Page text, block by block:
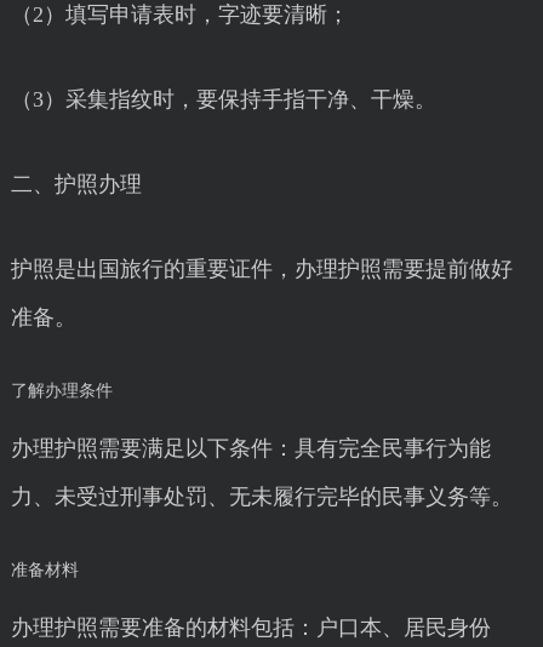
（2）填写申请表时，字迹要清晰；
（3）采集指纹时，要保持手指干净、干燥。
二、护照办理
护照是出国旅行的重要证件，办理护照需要提前做好
准备。
了解办理条件
办理护照需要满足以下条件：具有完全民事行为能
力、未受过刑事处罚、无未履行完毕的民事义务等。
准备材料
办理护照需要准备的材料包括：户口本、居民身份